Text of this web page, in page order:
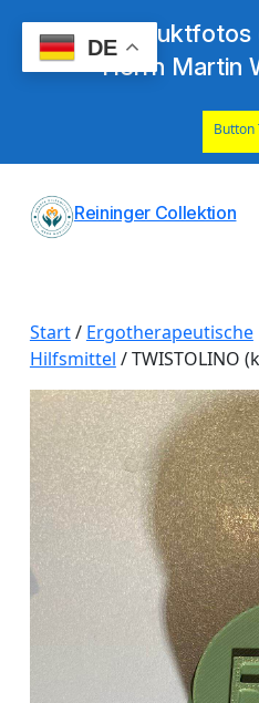
Für die Produktfotos
Herrn Martin
Button
Inhalt
springen
Reininger Collektion
Start/ Ergotherapeutische
Hilfsmittel / TWISTOLINO
DE